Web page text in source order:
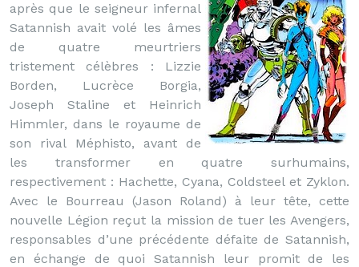
après que le seigneur infernal
Satannish avait volé les âmes
de quatre meurtriers
tristement célèbres : Lizzie
Borden, Lucrèce Borgia,
Joseph Staline et Heinrich
Himmler, dans le royaume de
son rival Méphisto, avant de
les transformer en quatre surhumains,
respectivement : Hachette, Cyana, Coldsteel et Zyklon.
Avec le Bourreau (Jason Roland) à leur tête, cette
nouvelle Légion reçut la mission de tuer les Avengers,
responsables d’une précédente défaite de Satannish,
en échange de quoi Satannish leur promit de les